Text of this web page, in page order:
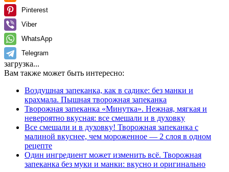
Pinterest
Viber
WhatsApp
Telegram
загрузка...
Вам также может быть интересно:
Воздушная запеканка, как в садике: без манки и
крахмала. Пышная творожная запеканка
Творожная запеканка «Минутка». Нежная, мягкая и
невероятно вкусная: все смешали и в духовку
Все смешали и в духовку! Творожная запеканка с
малиной вкуснее, чем мороженное — 2 слоя в одном
рецепте
Один ингредиент может изменить всё. Творожная
запеканка без муки и манки: вкусно и оригинально